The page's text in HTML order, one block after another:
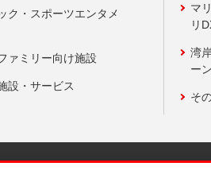
ク・スポーツエンタメ
ァミリー向け施設
設・サービス
マ
リ
湾
ー
そ